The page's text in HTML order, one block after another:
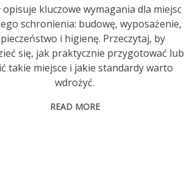
opisuje kluczowe wymagania dla miejsc
schronienia: budowę, wyposażenie,
i higienę. Przeczytaj, by
się, jak praktycznie przygotować lub
takie miejsce i jakie standardy warto
wdrożyć.
READ MORE